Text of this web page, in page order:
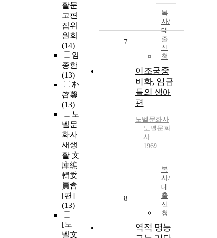
활문
고편
집위
원회
(14)
임
종한
(13)
朴
啓馨
(13)
노
벨문
화사
새생
활 文
庫編
輯委
員會
[편]
(13)
[노
벨文
복
사/
대
출
신
청
7
이조궁중
비화, 임금
들의 생애
편
노벨문화사
노벨문화
사
1969
복
사/
대
출
신
청
8
역적 명능